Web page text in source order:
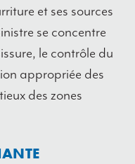
et ses sources
se concentre
le contrôle du
appropriée des
des zones